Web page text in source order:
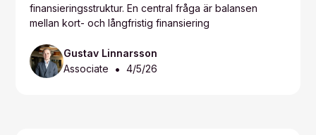
finansieringsstruktur. En central fråga är balansen
mellan kort- och långfristig finansiering
Gustav Linnarsson
Associate
• 4/5/26